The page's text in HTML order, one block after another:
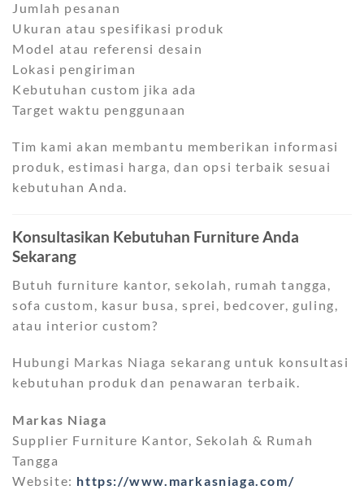
Jumlah pesanan
Ukuran atau spesifikasi produk
Model atau referensi desain
Lokasi pengiriman
Kebutuhan custom jika ada
Target waktu penggunaan
Tim kami akan membantu memberikan informasi
produk, estimasi harga, dan opsi terbaik sesuai
kebutuhan Anda.
Konsultasikan Kebutuhan Furniture Anda
Sekarang
Butuh furniture kantor, sekolah, rumah tangga,
sofa custom, kasur busa, sprei, bedcover, guling,
atau interior custom?
Hubungi Markas Niaga sekarang untuk konsultasi
kebutuhan produk dan penawaran terbaik.
Markas Niaga
Supplier Furniture Kantor, Sekolah & Rumah
Tangga
Website: https://www.markasniaga.com/